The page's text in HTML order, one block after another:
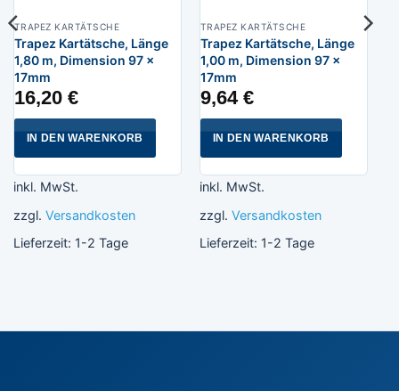
TRAPEZ KARTÄTSCHE
Trapez Kartätsche, Länge
1,80 m, Dimension 97 x
17mm
16,20 €
IN DEN WARENKORB
inkl. MwSt.
zzgl. Versandkosten
Lieferzeit: 1-2 Tage
TRAPEZ KARTÄTSCHE
Trapez Kartätsche, Länge
1,00 m, Dimension 97 x
17mm
9,64 €
IN DEN WARENKORB
inkl. MwSt.
zzgl. Versandkosten
Lieferzeit: 1-2 Tage